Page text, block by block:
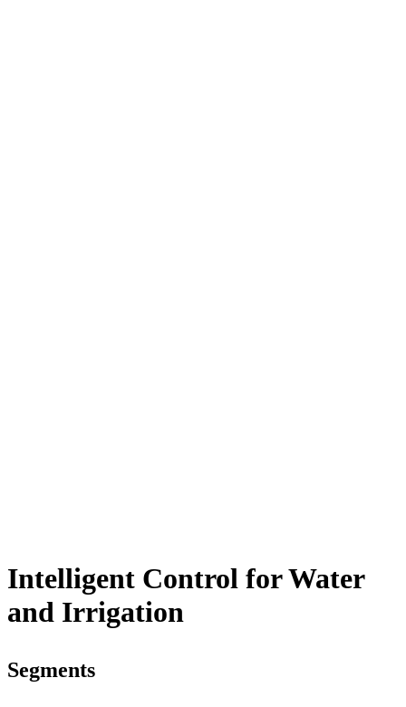
Intelligent Control for Water
and Irrigation
Segments